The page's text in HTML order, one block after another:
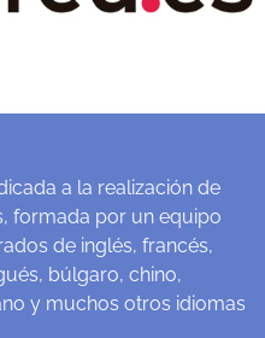
a la realización de
formada por un equipo
de inglés, francés,
búlgaro, chino,
y muchos otros idiomas